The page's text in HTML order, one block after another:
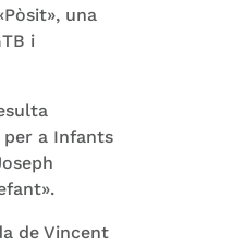
una
i
per a Infants
de Vincent